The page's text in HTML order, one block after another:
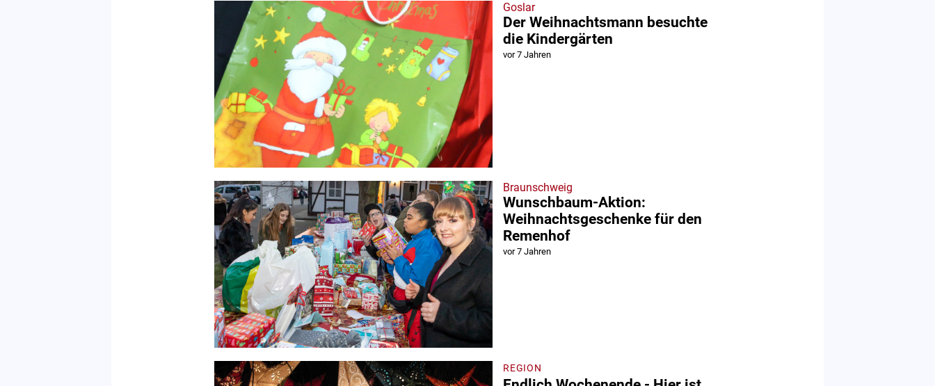
Goslar
Der Weihnachtsmann besuchte
die Kindergärten
vor 7 Jahren
Braunschweig
Wunschbaum-Aktion:
Weihnachtsgeschenke für den
Remenhof
vor 7 Jahren
REGION